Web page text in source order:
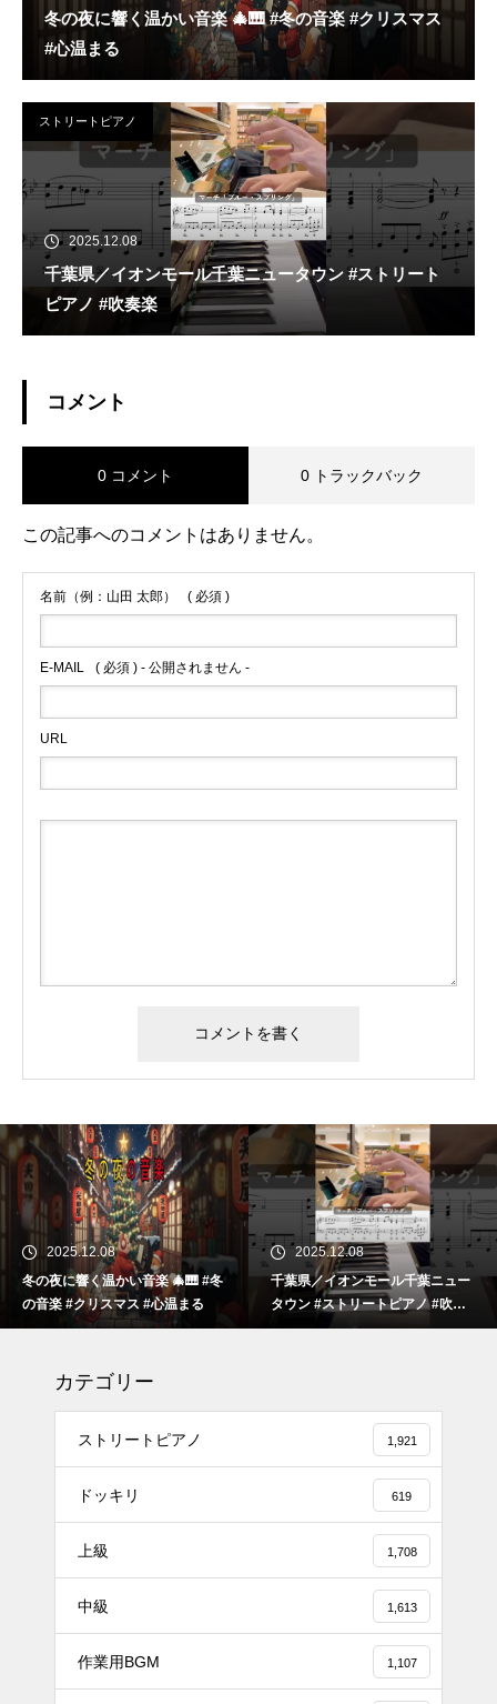
冬の夜に響く温かい音楽 🎄🎹 #冬の音楽 #クリスマス
#心温まる
ストリートピアノ
2025.12.08
千葉県／イオンモール千葉ニュータウン #ストリート
ピアノ #吹奏楽
コメント
0 コメント 0 トラックバック
この記事へのコメントはありません。
名前（例：山田 太郎） ( 必須 )
E-MAIL ( 必須 ) - 公開されません -
URL
2025.12.08
冬の夜に響く温かい音楽 🎄🎹 #冬
の音楽 #クリスマス #心温まる
2025.12.08
千葉県／イオンモール千葉ニュー
タウン #ストリートピアノ #吹奏
楽
カテゴリー
ストリートピアノ 1,921
ドッキリ 619
上級 1,708
中級 1,613
作業用BGM 1,107
#tiktok #shorts #shortsdaily #sh
ortsdance #shirose #磁石 #white
jam #ピアノ初心者 #ピアノレッ
【転生悪女の黒歴史OP】ピアノ